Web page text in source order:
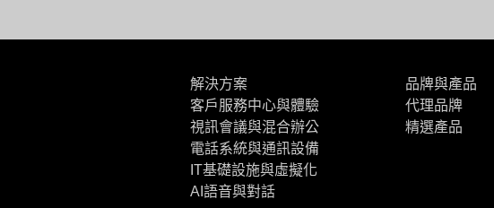
解決方案
客戶服務中心與體驗
視訊會議與混合辦公
電話系統與通訊設備
IT基礎設施與虛擬化
AI語音與對話
品牌與產品
代理品牌
精選產品